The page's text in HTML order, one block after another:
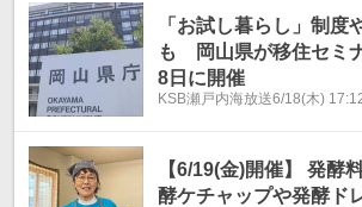
「お試し暮らし」制度
も 岡山県が移住セミ
8日に開催
KSB瀬戸内海放送6/18(木)
【6/19(金)開催】 発酵
酵ケチャップや発酵ド